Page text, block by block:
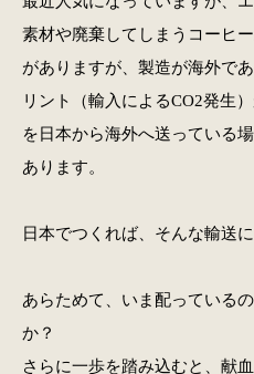
素材や廃棄してしまうコーヒ
がありますが、製造が海外で
リント（輸入によるCO2発生
を日本から海外へ送っている
あります。
日本でつくれば、そんな輸送
あらためて、いま配っている
か？
さらに一歩を踏み込むと、献